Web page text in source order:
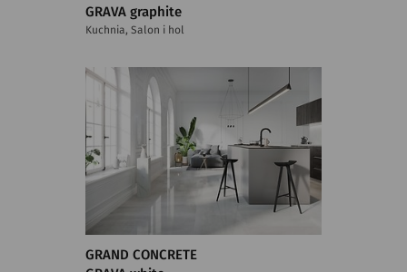
GRAVA graphite
Kuchnia, Salon i hol
GRAND CONCRETE